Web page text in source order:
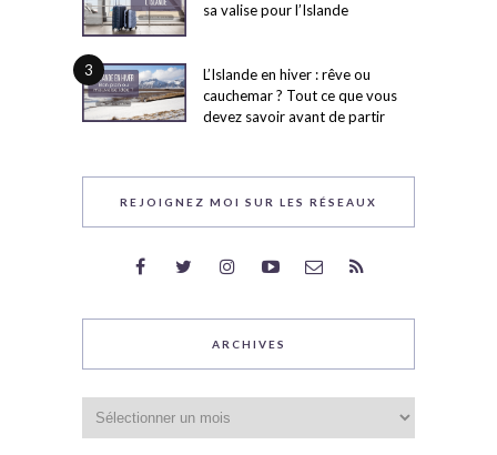
sa valise pour l’Islande
3
L’Islande en hiver : rêve ou
cauchemar ? Tout ce que vous
devez savoir avant de partir
REJOIGNEZ MOI SUR LES RÉSEAUX
ARCHIVES